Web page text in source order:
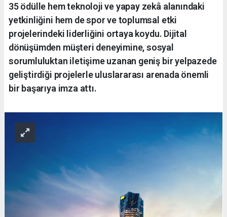
35 ödülle hem teknoloji ve yapay zekâ alanındaki
yetkinliğini hem de spor ve toplumsal etki
projelerindeki liderliğini ortaya koydu. Dijital
dönüşümden müşteri deneyimine, sosyal
sorumluluktan iletişime uzanan geniş bir yelpazede
geliştirdiği projelerle uluslararası arenada önemli
bir başarıya imza attı.